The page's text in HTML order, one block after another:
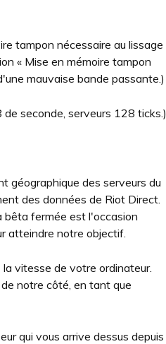
tampon nécessaire au lissage
« Mise en mémoire tampon
mauvaise bande passante.)
seconde, serveurs 128 ticks.)
géographique des serveurs du
des données de Riot Direct.
bêta fermée est l'occasion
atteindre notre objectif.
vitesse de votre ordinateur.
notre côté, en tant que
qui vous arrive dessus depuis